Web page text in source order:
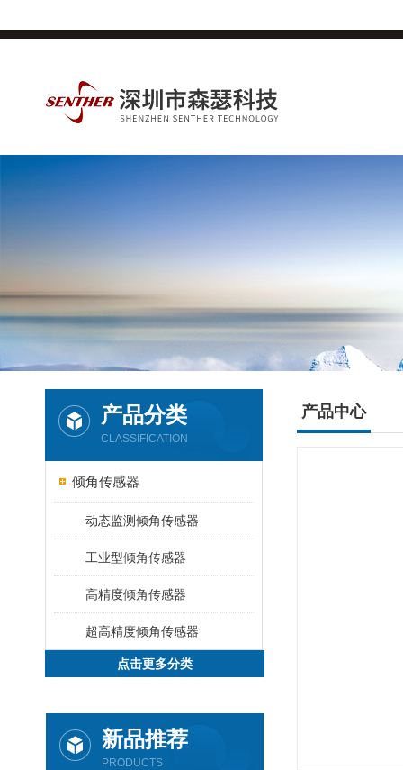
产品分类
CLASSIFICATION
倾角传感器
动态监测倾角传感器
工业型倾角传感器
高精度倾角传感器
超高精度倾角传感器
点击更多分类
新品推荐
PRODUCTS
产品中心